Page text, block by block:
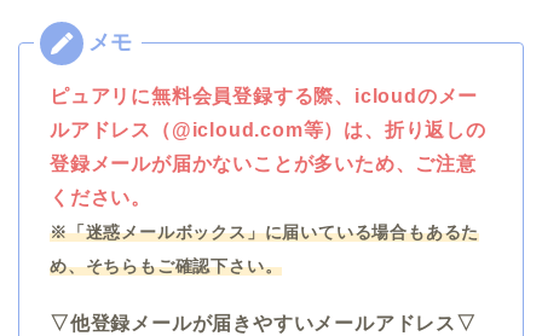
ピュアリに無料会員登録する際、icloudのメー
ルアドレス（@icloud.com等）は、折り返しの
登録メールが届かないことが多いため、ご注意
ください。
※「迷惑メールボックス」に届いている場合もあるた
め、そちらもご確認下さい。
▽他登録メールが届きやすいメールアドレス▽